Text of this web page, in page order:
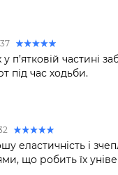
п’ятковій частині
під час ходьби.
еластичність і
що робить їх